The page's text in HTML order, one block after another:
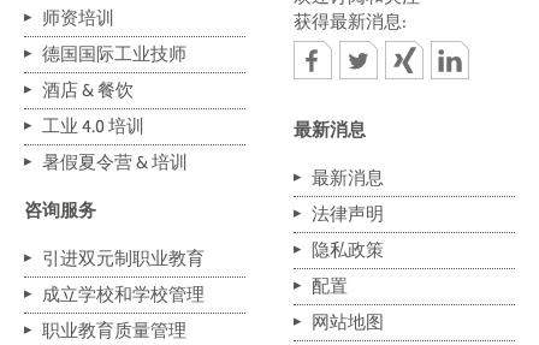
师资培训
德国国际工业技师
酒店 & 餐饮
工业 4.0 培训
暑假夏令营 & 培训
咨询服务
引进双元制职业教育
成立学校和学校管理
职业教育质量管理
获得最新消息:
最新消息
最新消息
法律声明
隐私政策
配置
网站地图